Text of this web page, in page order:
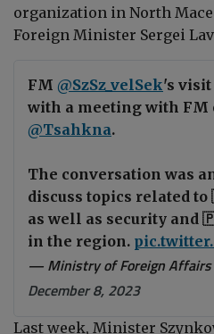
organization in North
Foreign Minister Sergei
FM @SzSz_velSek's
with a meeting with
@Tsahkna.
The conversation was
discuss topics related
as well as security
in the region.
— Ministry of Foreign
December 8, 2023
Last week, Minister